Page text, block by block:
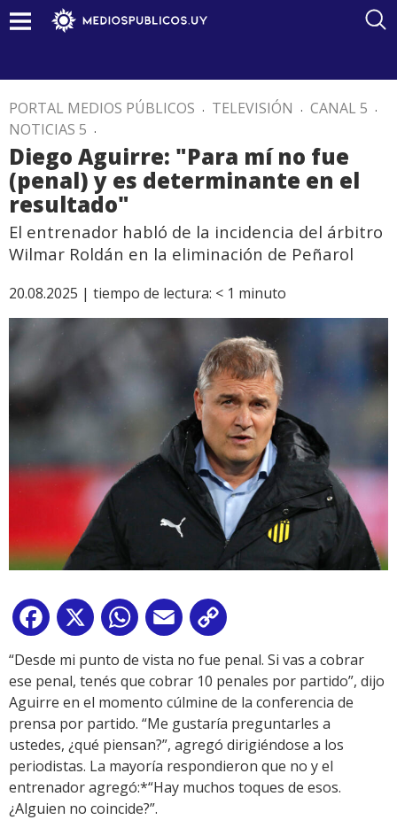
PORTAL MEDIOS PÚBLICOS . TELEVISIÓN . CANAL 5 .
NOTICIAS 5 .
Diego Aguirre: "Para mí no fue
(penal) y es determinante en el
resultado"
El entrenador habló de la incidencia del árbitro
Wilmar Roldán en la eliminación de Peñarol
20.08.2025 | tiempo de lectura: < 1 minuto
Facebook
X WhatsApp
Email
Link
“Desde mi punto de vista no fue penal. Si vas a cobrar
ese penal, tenés que cobrar 10 penales por partido”, dijo
Aguirre en el momento cúlmine de la conferencia de
prensa por partido. “Me gustaría preguntarles a
ustedes, ¿qué piensan?”, agregó dirigiéndose a los
periodistas. La mayoría respondieron que no y el
entrenador agregó:*“Hay muchos toques de esos.
¿Alguien no coincide?”.